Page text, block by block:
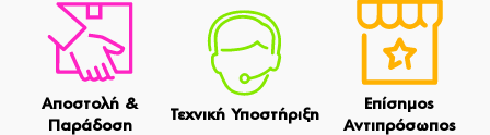
Αποστολή &
Παράδοση
Τεχνική Υποστήριξη
Επίσημος
Αντιπρόσωπος